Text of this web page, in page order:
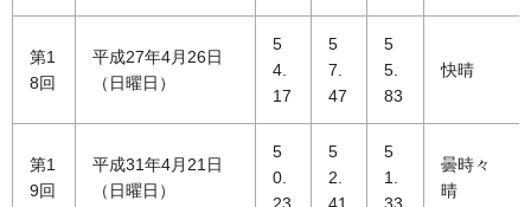
第1
8回
平成27年4月26日
（日曜日）
5
4.
17
5
7.
47
5
5.
83
快晴
第1
9回
平成31年4月21日
（日曜日）
5
0.
5
2.
5
1.
曇時々
晴